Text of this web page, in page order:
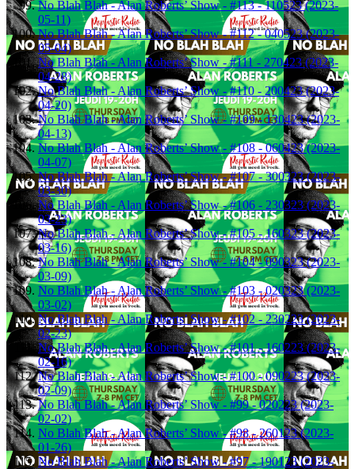
No Blah Blah - Alan Roberts’ Show - #113 - 110523 (2023-
05-11)
No Blah Blah - Alan Roberts’ Show - #112 - 040523 (2023-
05-04)
No Blah Blah - Alan Roberts’ Show - #111 - 270423 (2023-
04-28)
No Blah Blah - Alan Roberts’ Show - #110 - 200423 (2023-
04-20)
No Blah Blah - Alan Roberts’ Show - #109 - 130423 (2023-
04-13)
No Blah Blah - Alan Roberts’ Show - #108 - 060423 (2023-
04-07)
No Blah Blah - Alan Roberts’ Show - #107 - 300323 (2023-
03-30)
No Blah Blah - Alan Roberts’ Show - #106 - 230323 (2023-
03-23)
No Blah Blah - Alan Roberts’ Show - #105 - 160323 (2023-
03-16)
No Blah Blah - Alan Roberts’ Show - #104 - 090323 (2023-
03-09)
No Blah Blah - Alan Roberts’ Show - #103 - 020323 (2023-
03-02)
No Blah Blah - Alan Roberts’ Show - #102 - 230223 (2023-
02-23)
No Blah Blah - Alan Roberts’ Show - #101 - 160223 (2023-
02-16)
No Blah Blah - Alan Roberts’ Show - #100 - 090223 (2023-
02-09)
No Blah Blah - Alan Roberts’ Show - #99 - 020223 (2023-
02-02)
No Blah Blah - Alan Roberts’ Show - #98 - 260123 (2023-
01-26)
No Blah Blah - Alan Roberts’ Show - #97 - 190123 (2023-